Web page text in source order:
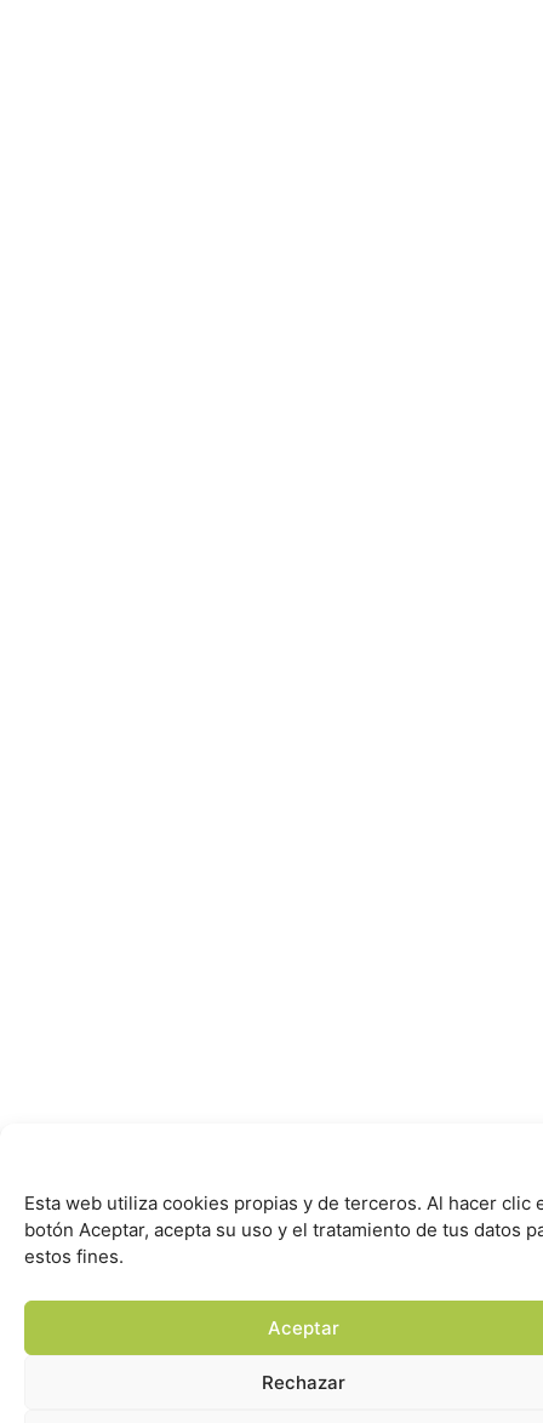
Esta web utiliza cookies propias y de terceros. Al hacer clic
botón Aceptar, acepta su uso y el tratamiento de tus datos
estos fines.
Aceptar
Rechazar